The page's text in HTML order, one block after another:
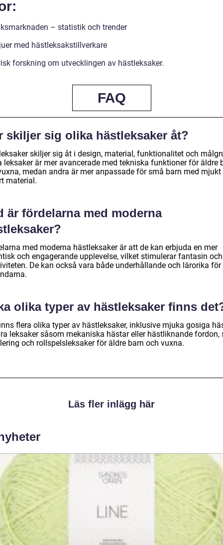
– statistik och trender
med hästleksakstillverkare
forskning om utvecklingen av hästleksaker.
FAQ
skiljer sig olika hästleksaker åt?
skiljer sig åt i design, material, funktionalitet och
leksaker är mer avancerade med tekniska funktioner för äldre
medan andra är mer anpassade för små barn med mjukt
material.
är fördelarna med moderna
med moderna hästleksaker är att de kan erbjuda en mer
och engagerande upplevelse, vilket stimulerar fantasin och
De kan också vara både underhållande och lärorika för
olika typer av hästleksaker finns
flera olika typer av hästleksaker, inklusive mjuka gosiga
leksaker såsom mekaniska hästar eller hästliknande fordon,
och rollspelsleksaker för äldre barn och vuxna.
Läs fler inlägg här